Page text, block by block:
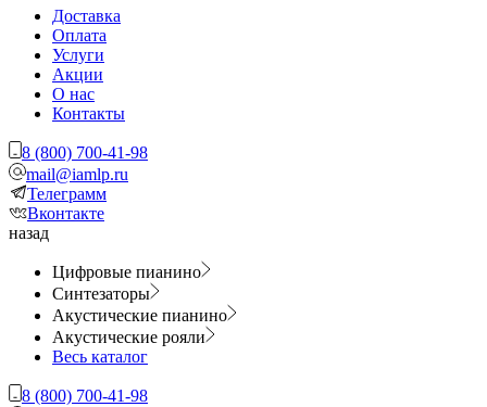
Доставка
Оплата
Услуги
Акции
О нас
Контакты
8 (800) 700-41-98
mail@iamlp.ru
Телеграмм
Вконтакте
назад
Цифровые пианино
Синтезаторы
Акустические пианино
Акустические рояли
Весь каталог
8 (800) 700-41-98